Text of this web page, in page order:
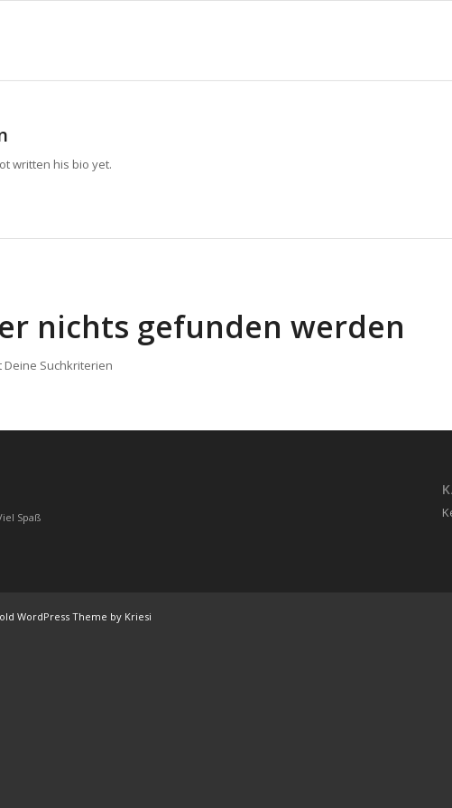
written his bio yet.
nichts gefunden werden
Deine Suchkriterien
Spaß
WordPress Theme by Kriesi